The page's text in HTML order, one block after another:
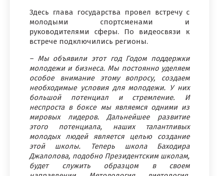
Здесь глава государства провел встречу с
молодыми спортсменами и
руководителями сферы. По видеосвязи к
встрече подключились регионы.
– Мы объявили этот год Годом поддержки
молодежи и бизнеса. Мы постоянно уделяем
особое внимание этому вопросу, создаем
необходимые условия для молодежи. У них
большой потенциал и стремление. И
неспроста в боксе мы являемся одними из
мировых лидеров. Дальнейшее развитие
этого потенциала, наших талантливых
молодых людей является целью создание
этой школы. Теперь школа Баходира
Джалолова, подобно Президентским школам,
будет служить образцом в своем